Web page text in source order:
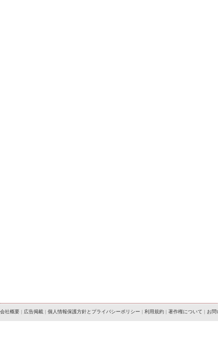
会社概要 | 広告掲載 | 個人情報保護方針とプライバシーポリシー | 利用規約 | 著作権について | お問